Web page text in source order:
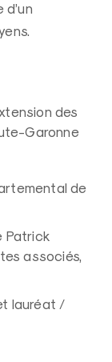
des
Garonne
de
Patrick
associés,
lauréat /